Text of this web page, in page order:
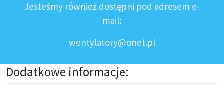
Jesteśmy również dostępni pod adresem e-
mail:
wentylatory@onet.pl
Dodatkowe informacje: